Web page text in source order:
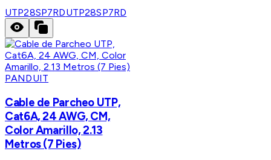
UTP28SP7RDUTP28SP7RD
PANDUIT
Cable de Parcheo UTP,
Cat6A, 24 AWG, CM,
Color Amarillo, 2.13
Metros (7 Pies)